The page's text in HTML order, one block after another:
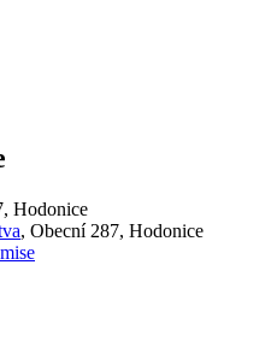
Hodonice
, Obecní 287, Hodonice